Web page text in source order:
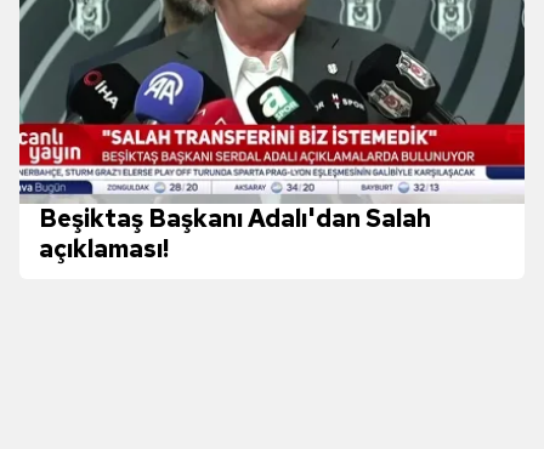
ilgili mevzuata uygun olarak kullanılan çerezlerle ilgili bilgi
almak için lütfentıklayınız.
Beşiktaş Başkanı Adalı'dan Salah
açıklaması!